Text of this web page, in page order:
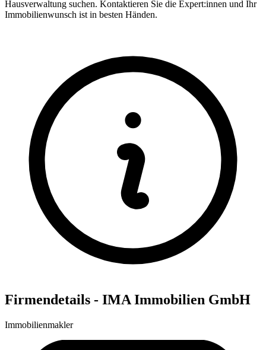
Hausverwaltung suchen. Kontaktieren Sie die Expert:innen und Ihr
Immobilienwunsch ist in besten Händen.
Firmendetails - IMA Immobilien GmbH
Immobilienmakler